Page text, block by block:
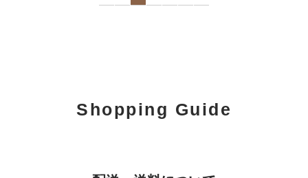
Shopping Guide